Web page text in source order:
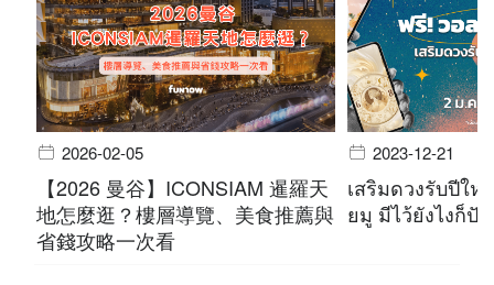
2026-02-05
【2026 曼谷】ICONSIAM 暹羅天
地怎麼逛？樓層導覽、美食推薦與
省錢攻略一次看
2023-12-21
เสริมดวงรับปีให
ยมู มีไว้ยังไงก็ปัง!